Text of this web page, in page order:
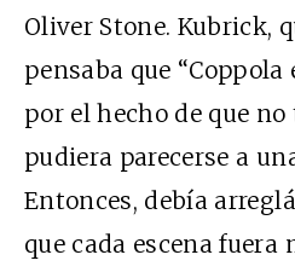
Oliver Stone. Kubrick,
pensaba que
por el hecho de que
pudiera parecerse a
Entonces, debía
que cada escena fuera